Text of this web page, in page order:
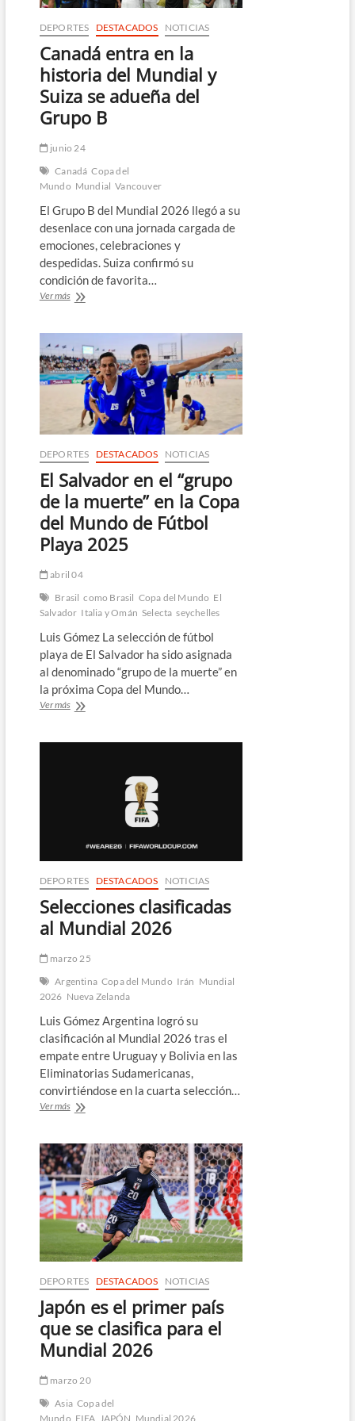
DEPORTES DESTACADOS NOTICIAS
Canadá entra en la
historia del Mundial y
Suiza se adueña del
Grupo B
junio 24
Canadá Copa del
Mundo Mundial Vancouver
El Grupo B del Mundial 2026 llegó a su
desenlace con una jornada cargada de
emociones, celebraciones y
despedidas. Suiza confirmó su
condición de favorita…
Ver másCanadá
historia
del
Mundial
Suiza
se
adueña
del
Grupo
B
DEPORTES DESTACADOS NOTICIAS
El Salvador en el “grupo
de la muerte” en la Copa
del Mundo de Fútbol
Playa 2025
abril 04
Brasil como Brasil Copa del Mundo El
Salvador Italia y Omán Selecta seychelles
Luis Gómez La selección de fútbol
playa de El Salvador ha sido asignada
al denominado “grupo de la muerte” en
la próxima Copa del Mundo…
Ver másEl
Copa
del
de
Fútbol
2025
DEPORTES DESTACADOS NOTICIAS
Selecciones clasificadas
al Mundial 2026
marzo 25
Argentina Copa del Mundo Irán Mundial
2026 Nueva Zelanda
Luis Gómez Argentina logró su
clasificación al Mundial 2026 tras el
empate entre Uruguay y Bolivia en las
Eliminatorias Sudamericanas,
convirtiéndose en la cuarta selección…
Ver másSelecciones
Mundial
2026
DEPORTES DESTACADOS NOTICIAS
Japón es el primer país
que se clasifica para el
Mundial 2026
marzo 20
Asia Copa del
Mundo FIFA JAPÓN Mundial 2026